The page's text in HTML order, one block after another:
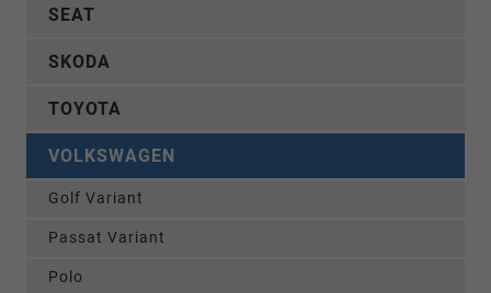
SEAT
SKODA
TOYOTA
VOLKSWAGEN
Golf Variant
Passat Variant
Polo